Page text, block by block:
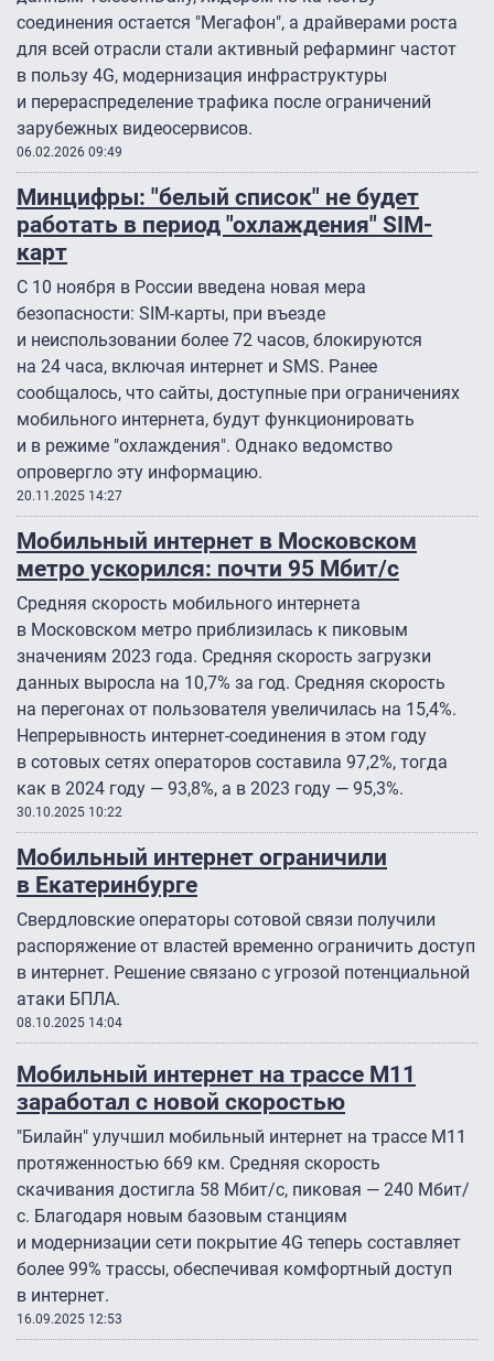
соединения остается "Мегафон", а драйверами роста
для всей отрасли стали активный рефарминг частот
в пользу 4G, модернизация инфраструктуры
и перераспределение трафика после ограничений
зарубежных видеосервисов.
06.02.2026 09:49
Минцифры: "белый список" не будет
работать в период "охлаждения" SIM-
карт
С 10 ноября в России введена новая мера
безопасности: SIM-карты, при въезде
и неиспользовании более 72 часов, блокируются
на 24 часа, включая интернет и SMS. Ранее
сообщалось, что сайты, доступные при ограничениях
мобильного интернета, будут функционировать
и в режиме "охлаждения". Однако ведомство
опровергло эту информацию.
20.11.2025 14:27
Мобильный интернет в Московском
метро ускорился: почти 95 Мбит/с
Средняя скорость мобильного интернета
в Московском метро приблизилась к пиковым
значениям 2023 года. Средняя скорость загрузки
данных выросла на 10,7% за год. Средняя скорость
на перегонах от пользователя увеличилась на 15,4%.
Непрерывность интернет-соединения в этом году
в сотовых сетях операторов составила 97,2%, тогда
как в 2024 году — 93,8%, а в 2023 году — 95,3%.
30.10.2025 10:22
Мобильный интернет ограничили
в Екатеринбурге
Свердловские операторы сотовой связи получили
распоряжение от властей временно ограничить доступ
в интернет. Решение связано с угрозой потенциальной
атаки БПЛА.
08.10.2025 14:04
Мобильный интернет на трассе М11
заработал с новой скоростью
"Билайн" улучшил мобильный интернет на трассе М11
протяженностью 669 км. Средняя скорость
скачивания достигла 58 Мбит/с, пиковая — 240 Мбит/
с. Благодаря новым базовым станциям
и модернизации сети покрытие 4G теперь составляет
более 99% трассы, обеспечивая комфортный доступ
в интернет.
16.09.2025 12:53